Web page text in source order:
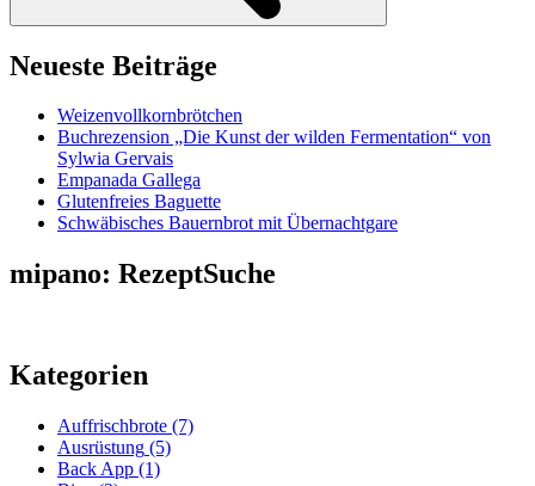
Neueste Beiträge
Weizenvollkornbrötchen
Buchrezension „Die Kunst der wilden Fermentation“ von
Sylwia Gervais
Empanada Gallega
Glutenfreies Baguette
Schwäbisches Bauernbrot mit Übernachtgare
mipano: RezeptSuche
Kategorien
Auffrischbrote (7)
Ausrüstung (5)
Back App (1)